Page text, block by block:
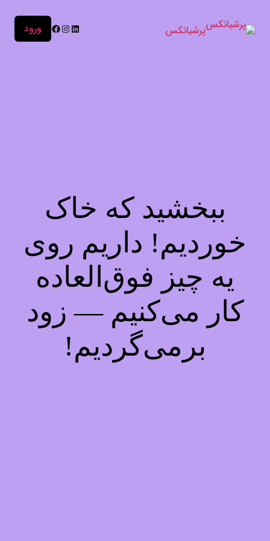
پرشیانکس ورود
ببخشید که خاک
خوردیم! داریم روی
یه چیز فوق‌العاده
کار می‌کنیم — زود
برمی‌گردیم!